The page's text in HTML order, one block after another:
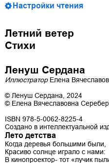
Настройки чтения
Летний ветер
Стихи
Ленуш Сердана
ИллюстраторЕлена
© Ленуш Сердана, 2024
© Елена Вячеславовна
ISBN 978-5-0062-8225-4
Создано в интеллектуальной
Лето детства
Когда деревья большими были,
Красиво солнце играло с нами:
В кинопроектор- тот «лучик